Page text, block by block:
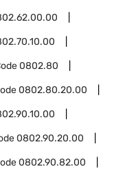
0802.80
0802.80.20.00
0802.90.20.00
0802.90.82.00